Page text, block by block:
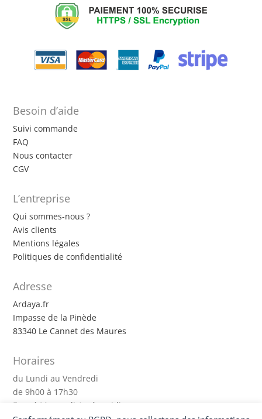
Besoin d’aide
Suivi commande
FAQ
Nous contacter
CGV
L’entreprise
Qui sommes-nous ?
Avis clients
Mentions légales
Politiques de confidentialité
Adresse
Ardaya.fr
Impasse de la Pinède
83340 Le Cannet des Maures
Horaires
du Lundi au Vendredi
de 9h00 à 17h30
Fermé Mercredi Après-midi